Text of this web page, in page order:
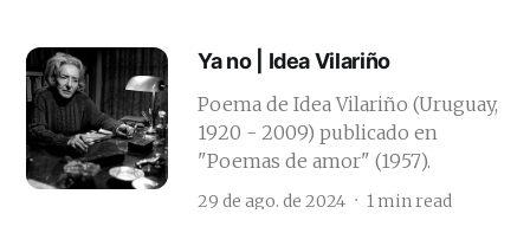
Ya no | Idea Vilariño
Poema de Idea Vilariño (Uruguay,
1920 - 2009) publicado en
"Poemas de amor" (1957).
29 de ago. de 2024 1 min read